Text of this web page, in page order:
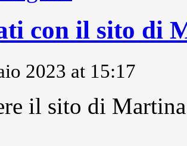
con il sito di
2023 at 15:17
il sito di